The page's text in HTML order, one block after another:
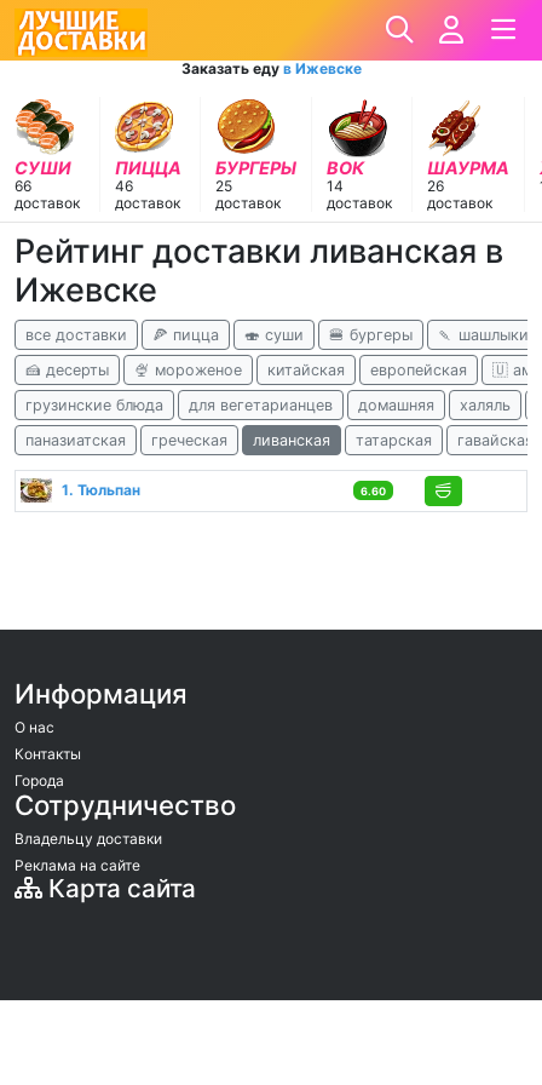
Заказать еду в Ижевске
СУШИ
66
доставок
ПИЦЦА
46
доставок
БУРГЕРЫ
25
доставок
ВОК
14
доставок
ШАУРМА
26
доставок
Рейтинг доставки ливанская в
Ижевске
все доставки 🍕 пицца 🍣 суши 🍔 бургеры
🍡 шашлыки
🍰 десерты
🍨 мороженое китайская европейская
🇺
грузинские блюда
для вегетарианцев домашняя халяль
паназиатская
греческая ливанская татарская гавайская
1. Тюльпан 6.60
Информация
О нас
Контакты
Города
Сотрудничество
Владельцу доставки
Реклама на сайте
Карта сайта